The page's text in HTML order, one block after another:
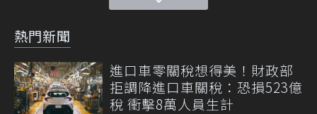
熱門新聞
進口車零關稅想得美！財政部
拒調降進口車關稅：恐損523億
稅 衝擊8萬人員生計